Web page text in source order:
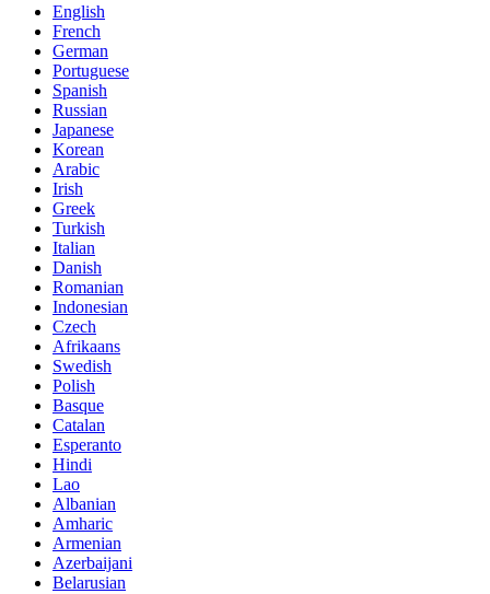
English
French
German
Portuguese
Spanish
Russian
Japanese
Korean
Arabic
Irish
Greek
Turkish
Italian
Danish
Romanian
Indonesian
Czech
Afrikaans
Swedish
Polish
Basque
Catalan
Esperanto
Hindi
Lao
Albanian
Amharic
Armenian
Azerbaijani
Belarusian